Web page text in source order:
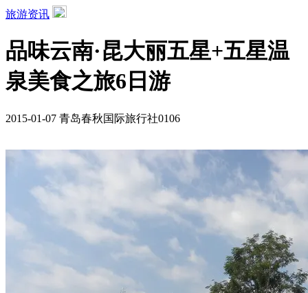
旅游资讯
品味云南·昆大丽五星+五星温
泉美食之旅6日游
2015-01-07 青岛春秋国际旅行社0106